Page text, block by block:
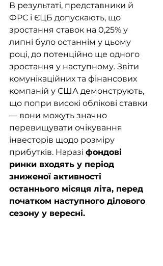
В результаті, представники й
ФРС і ЄЦБ допускають, що
зростання ставок на 0,25% у
липні було останнім у цьому
році, до потенційно ще одного
зростання у наступному. Звіти
комунікаційних та фінансових
компаній у США демонструють,
що попри високі облікові ставки
— вони можуть значно
перевищувати очікування
інвесторів щодо розміру
прибутків. Наразі фондові
ринки входять у період
зниженої активності
останнього місяця літа, перед
початком наступного ділового
сезону у вересні.